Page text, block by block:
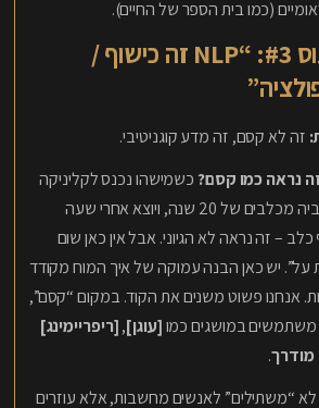
(כמו בית הספר של החיים).
מיתוס #3: “NLP זה כישוף /
זה לא קסם, זה מדע קוגניטיבי.
נראה כמו קסם?כשמישהו נכנס לקליניקה
עם פוביה מכלבים של 20 שנה, ויוצא אחרי שעה
– זה נראה לא הגיוני. אבל אין כאן שום
על”. יש כאן הבנה עמוקה של איך המוח מקודד
אנחנו פשוט משנים את הקוד. במקום “קסם”,
משתמשים במושגים כמו[עוגן],[ריפריימינג]
מודרך.
לא “משתילים” לאנשים מחשבות, אלא עוזרים